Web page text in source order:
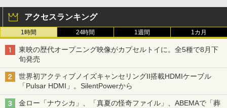
アクセスランキング
1時間 24時間 1週間 1カ月
東映の歴代オープニング映像がカプセルトイに。全5種で8月下
旬発売
世界初アクティブノイズキャンセリングII搭載HDMIケーブル
「Pulsar HDMI」。SilentPowerから
金ロー「ナウシカ」、「真夏の怪奇ファイル」、ABEMAで「葬